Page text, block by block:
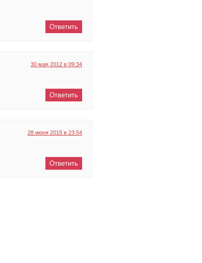
Ответить
30 мая 2012 в 09:34
Ответить
28 июня 2015 в 23:54
Ответить